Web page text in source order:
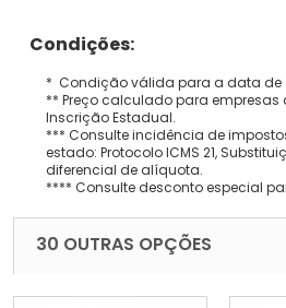
Condições:
* Condição válida para a data de
** Preço calculado para empresas
Inscrição Estadual.
*** Consulte incidência de
estado: Protocolo ICMS 21,
diferencial de alíquota.
**** Consulte desconto especial
30 OUTRAS OPÇÕES